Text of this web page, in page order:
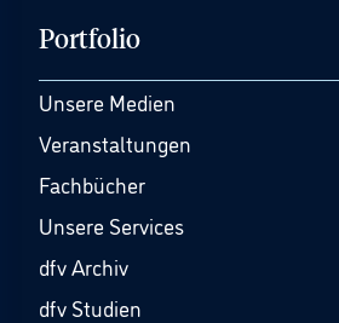
Portfolio
Unsere Medien
Veranstaltungen
Fachbücher
Unsere Services
dfv Archiv
dfv Studien